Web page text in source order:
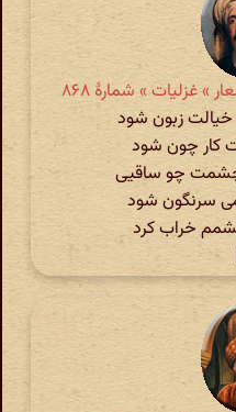
» غزلیات » شمارهٔ ۸۶۸
زبون شود
کار چون شود
چو ساقیی
سرنگون شود
خراب کرد